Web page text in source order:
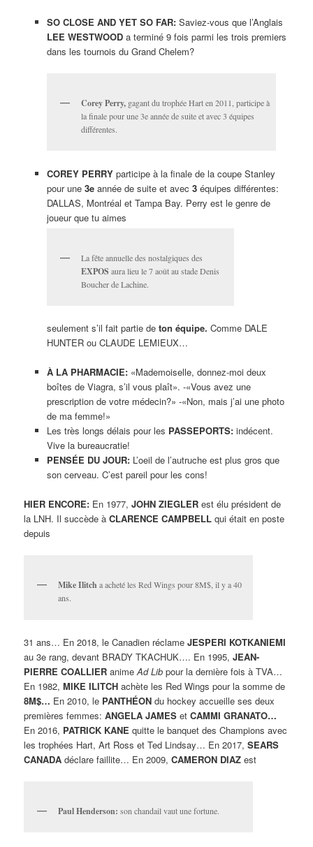
SO CLOSE AND YET SO FAR:Saviez-vous que l’Anglais
LEE WESTWOODa terminé 9 fois parmi les trois premiers
dans les tournois du Grand Chelem?
Corey Perry,gagant du trophée Hart en 2011, participe à
la finale pour une 3e année de suite et avec 3 équipes
différentes.
COREY PERRY participe à la finale de la coupe Stanley
pour une 3eannée de suite et avec 3équipes différentes:
DALLAS, Montréal et Tampa Bay. Perry est le genre de
joueur que tu aimes
La fête annuelle des nostalgiques des
EXPOS aura lieu le 7 août au stade Denis
Boucher de Lachine.
seulement s’il fait partie de ton équipe. Comme DALE
HUNTER ou CLAUDE LEMIEUX…
À LA PHARMACIE:«Mademoiselle, donnez-moi deux
boîtes de Viagra, s’il vous plaît». -«Vous avez une
prescription de votre médecin?» -«Non, mais j’ai une photo
de ma femme!»
Les très longs délais pour les PASSEPORTS:indécent.
Vive la bureaucratie!
PENSÉE DU JOUR: L’oeil de l’autruche est plus gros que
son cerveau. C’est pareil pour les cons!
HIER ENCORE: En 1977,JOHN ZIEGLER est élu président de
la LNH. Il succède àCLARENCE CAMPBELL qui était en poste
depuis
Mike Ilitch a acheté les Red Wings pour 8M$, il y a 40
ans.
31 ans… En 2018, le Canadien réclameJESPERI KOTKANIEMI
au 3e rang, devant BRADY TKACHUK…. En 1995,JEAN-
PIERRE COALLIER animeAd Libpour la dernière fois à TVA…
En 1982,MIKE ILITCH achète les Red Wings pour la somme de
8M$… En 2010, le PANTHÉON du hockey accueille ses deux
premières femmes:ANGELA JAMES etCAMMI GRANATO…
En 2016, PATRICK KANE quitte le banquet des Champions avec
les trophées Hart, Art Ross et Ted Lindsay… En 2017,SEARS
CANADA déclare faillite… En 2009,CAMERON DIAZ est
Paul Henderson: son chandail vaut une fortune.